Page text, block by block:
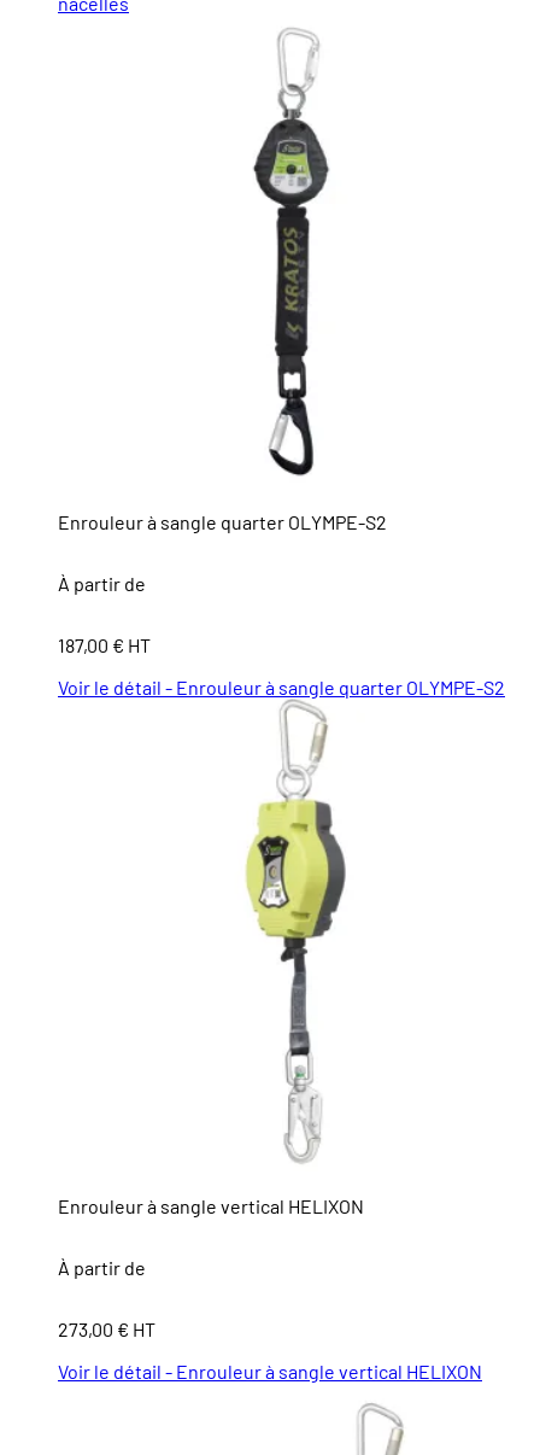
Enrouleur à sangle quarter OLYMPE-S2
À partir de
187,00 € HT
Voir le détail - Enrouleur à sangle quarter OLYMPE-S2
Enrouleur à sangle vertical HELIXON
À partir de
273,00 € HT
Voir le détail - Enrouleur à sangle vertical HELIXON